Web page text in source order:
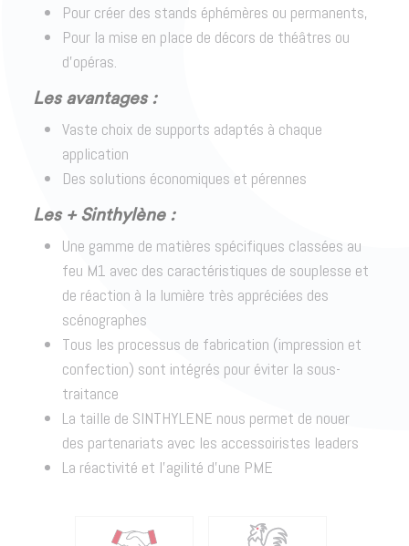
Pour créer des stands éphémères ou permanents,
Pour la mise en place de décors de théâtres ou
d’opéras.
Les avantages :
Vaste choix de supports adaptés à chaque
application
Des solutions économiques et pérennes
Les + Sinthylène :
Une gamme de matières spécifiques classées au
feu M1 avec des caractéristiques de souplesse et
de réaction à la lumière très appréciées des
scénographes
Tous les processus de fabrication (impression et
confection) sont intégrés pour éviter la sous-
traitance
La taille de SINTHYLENE nous permet de nouer
des partenariats avec les accessoiristes leaders
La réactivité et l’agilité d’une PME